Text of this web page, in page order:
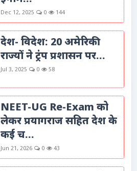
Dec 12, 2025 0 144
देश- विदेश: 20 अमेरिकी
राज्यों ने ट्रंप प्रशासन पर...
Jul 3, 2025 0 58
NEET-UG Re-Exam को
लेकर प्रयागराज सहित देश के
कई च...
Jun 21, 2026 0 43